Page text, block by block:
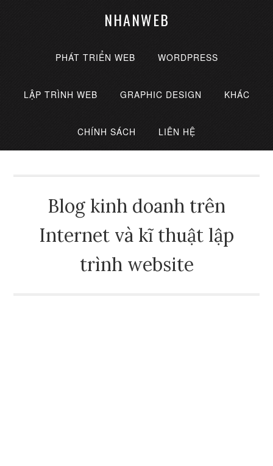
NHANWEB
PHÁT TRIỂN WEB WORDPRESS
LẬP TRÌNH WEB GRAPHIC DESIGN KHÁC
CHÍNH SÁCH LIÊN HỆ
Blog kinh doanh trên
Internet và kĩ thuật lập
trình website